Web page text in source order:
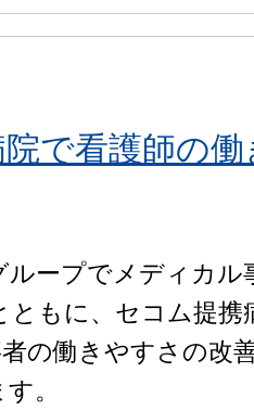
で看護師の
ープでメディカ
ともに、セコム提
の働きやすさの改
。